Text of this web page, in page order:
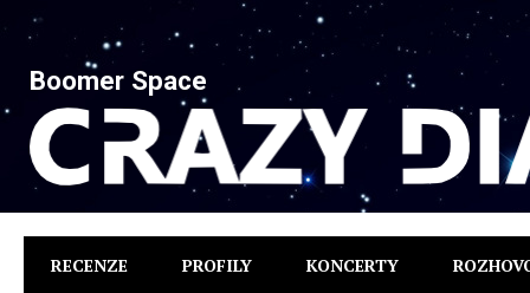
Boomer Space
RECENZE PROFILY KONCERTY